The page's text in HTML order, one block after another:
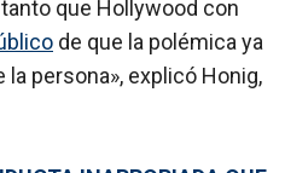
que Hollywood con
de que la polémica ya
persona», explicó Honig,